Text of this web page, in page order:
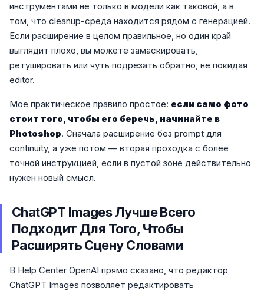
инструментами не только в модели как таковой, а в
том, что cleanup-среда находится рядом с генерацией.
Если расширение в целом правильное, но один край
выглядит плохо, вы можете замаскировать,
ретушировать или чуть подрезать обратно, не покидая
editor.
Мое практическое правило простое: если само фото
стоит того, чтобы его беречь, начинайте в
Photoshop. Сначала расширение без prompt для
continuity, а уже потом — вторая проходка с более
точной инструкцией, если в пустой зоне действительно
нужен новый смысл.
ChatGPT Images Лучше Всего
Подходит Для Того, Чтобы
Расширять Сцену Словами
В Help Center OpenAI прямо сказано, что редактор
ChatGPT Images позволяет редактировать